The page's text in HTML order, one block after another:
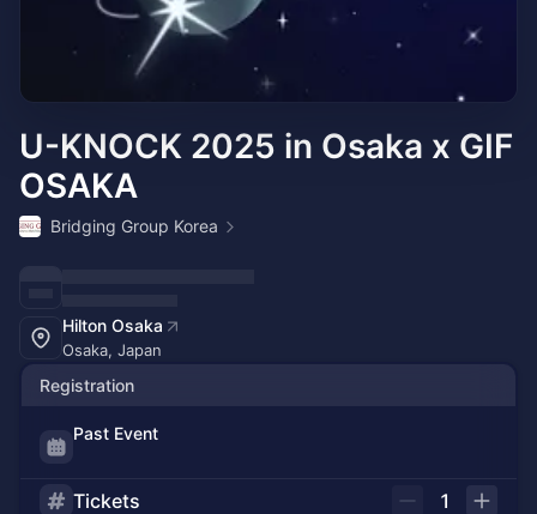
U-KNOCK 2025 in Osaka x GIF
OSAKA
Bridging Group Korea
Hilton Osaka
Osaka, Japan
Registration
Past Event
Tickets
1